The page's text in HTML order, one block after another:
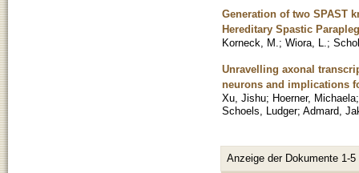
Generation of two SPAST
Hereditary Spastic
Korneck, M. ; Wiora, L. ;
Unravelling axonal
neurons and implications
Xu, Jishu; Hoerner, Michaela
Schoels, Ludger; Admard,
Anzeige der Dokumente 1-5